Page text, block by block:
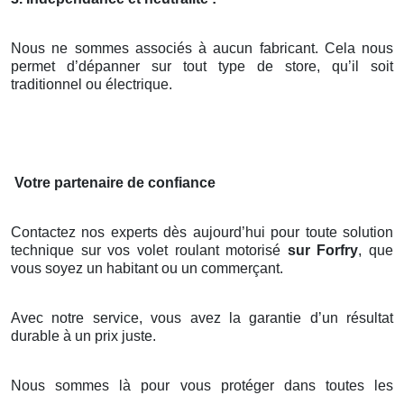
Nous ne sommes associés à aucun fabricant. Cela nous
permet d’dépanner sur tout type de store, qu’il soit
traditionnel ou électrique.
Votre partenaire de confiance
Contactez nos experts dès aujourd’hui pour toute solution
technique sur vos volet roulant motorisé sur Forfry, que
vous soyez un habitant ou un commerçant.
Avec notre service, vous avez la garantie d’un résultat
durable à un prix juste.
Nous sommes là pour vous protéger dans toutes les